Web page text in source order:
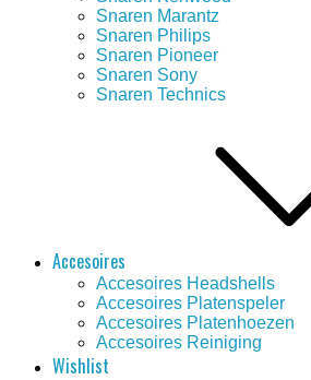
Snaren Marantz
Snaren Philips
Snaren Pioneer
Snaren Sony
Snaren Technics
Accesoires
Accesoires Headshells
Accesoires Platenspeler
Accesoires Platenhoezen
Accesoires Reiniging
Wishlist